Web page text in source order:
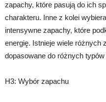
zapachy, które pasują do ich
charakteru. Inne z kolei
intensywne zapachy, które
energię. Istnieje wiele różnych
dopasowane do różnych
H3: Wybór zapachu